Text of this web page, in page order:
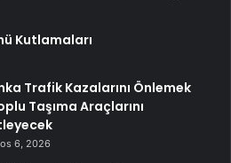
Kutlamaları
Trafik Kazalarını Önlemek
Taşıma Araçlarını
6, 2026